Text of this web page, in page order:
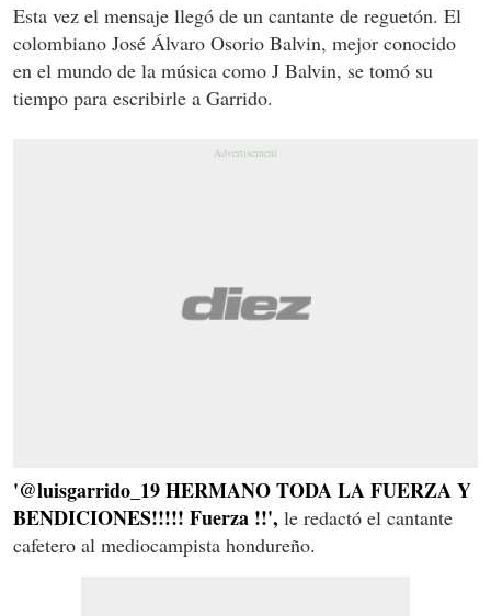
Esta vez el mensaje llegó de un cantante de reguetón. El
colombiano José Álvaro Osorio Balvin, mejor conocido
en el mundo de la música como J Balvin, se tomó su
tiempo para escribirle a Garrido.
'@luisgarrido_19 HERMANO TODA LA FUERZA Y
BENDICIONES!!!!! Fuerza !!', le redactó el cantante
cafetero al mediocampista hondureño.